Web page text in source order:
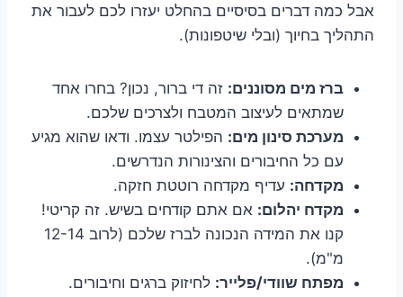
אבל כמה דברים בסיסיים בהחלט יעזרו לכם לעבור את
התהליך בחיוך (ובלי שיטפונות).
ברז מים מסוננים: זה די ברור, נכון? בחרו אחד
שמתאים לעיצוב המטבח ולצרכים שלכם.
מערכת סינון מים: הפילטר עצמו. ודאו שהוא מגיע
עם כל החיבורים והצינורות הנדרשים.
מקדחה: עדיף מקדחה רוטטת חזקה.
מקדח יהלום: אם אתם קודחים בשיש. זה קריטי!
קנו את המידה הנכונה לברז שלכם (לרוב 12-14
מ"מ).
מפתח שוודי/פלייר: לחיזוק ברגים וחיבורים.